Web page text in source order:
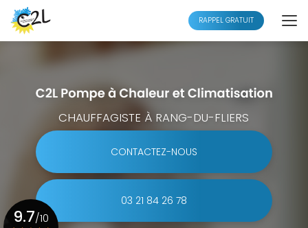
Aller
au
contenu
principal
RAPPEL GRATUIT
CHAUFFAGISTE À RANG-DU-FLIERS
CONTACTEZ-NOUS
03 21 84 26 78
9.7/10